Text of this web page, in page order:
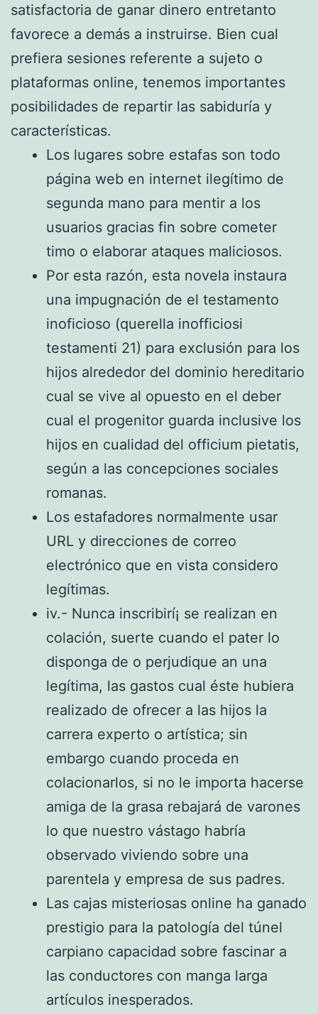
satisfactoria de ganar dinero entretanto
favorece a demás a instruirse. Bien cual
prefiera sesiones referente a sujeto o
plataformas online, tenemos importantes
posibilidades de repartir las sabiduría y
características.
Los lugares sobre estafas son todo
página web en internet ilegítimo de
segunda mano para mentir a los
usuarios gracias fin sobre cometer
timo o elaborar ataques maliciosos.
Por esta razón, esta novela instaura
una impugnación de el testamento
inoficioso (querella inofficiosi
testamenti 21) para exclusión para los
hijos alrededor del dominio hereditario
cual se vive al opuesto en el deber
cual el progenitor guarda inclusive los
hijos en cualidad del officium pietatis,
según a las concepciones sociales
romanas.
Los estafadores normalmente usar
URL y direcciones de correo
electrónico que en vista considero
legítimas.
iv.- Nunca inscribirí¡ se realizan en
colación, suerte cuando el pater lo
disponga de o perjudique an una
legítima, las gastos cual éste hubiera
realizado de ofrecer a las hijos la
carrera experto o artística; sin
embargo cuando proceda en
colacionarlos, si no le importa hacerse
amiga de la grasa rebajará de varones
lo que nuestro vástago habría
observado viviendo sobre una
parentela y empresa de sus padres.
Las cajas misteriosas online ha ganado
prestigio para la patologí­a del túnel
carpiano capacidad sobre fascinar a
las conductores con manga larga
artículos inesperados.